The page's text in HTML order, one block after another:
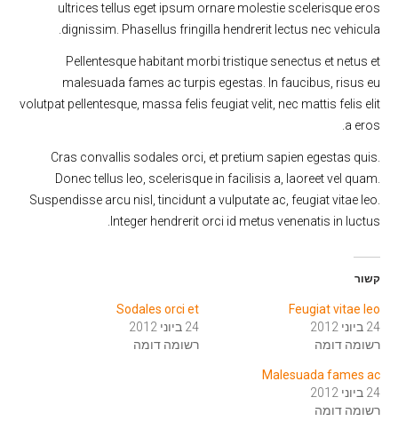
ultrices tellus eget ipsum ornare molestie scelerisque eros
dignissim. Phasellus fringilla hendrerit lectus nec vehicula.
Pellentesque habitant morbi tristique senectus et netus et
malesuada fames ac turpis egestas. In faucibus, risus eu
volutpat pellentesque, massa felis feugiat velit, nec mattis felis elit
a eros.
Cras convallis sodales orci, et pretium sapien egestas quis.
Donec tellus leo, scelerisque in facilisis a, laoreet vel quam.
Suspendisse arcu nisl, tincidunt a vulputate ac, feugiat vitae leo.
Integer hendrerit orci id metus venenatis in luctus.
קשור
Feugiat vitae leo
24 ביוני 2012
רשומה דומה
Sodales orci et
24 ביוני 2012
רשומה דומה
Malesuada fames ac
24 ביוני 2012
רשומה דומה